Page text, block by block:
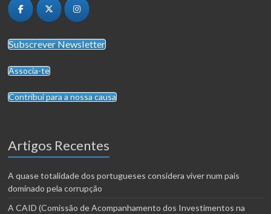
Subscrever Newsletter
Associa-te
Contribui para a nossa causa
Artigos Recentes
A quase totalidade dos portugueses considera viver num país
dominado pela corrupção
A CAID (Comissão de Acompanhamento dos Investimentos na